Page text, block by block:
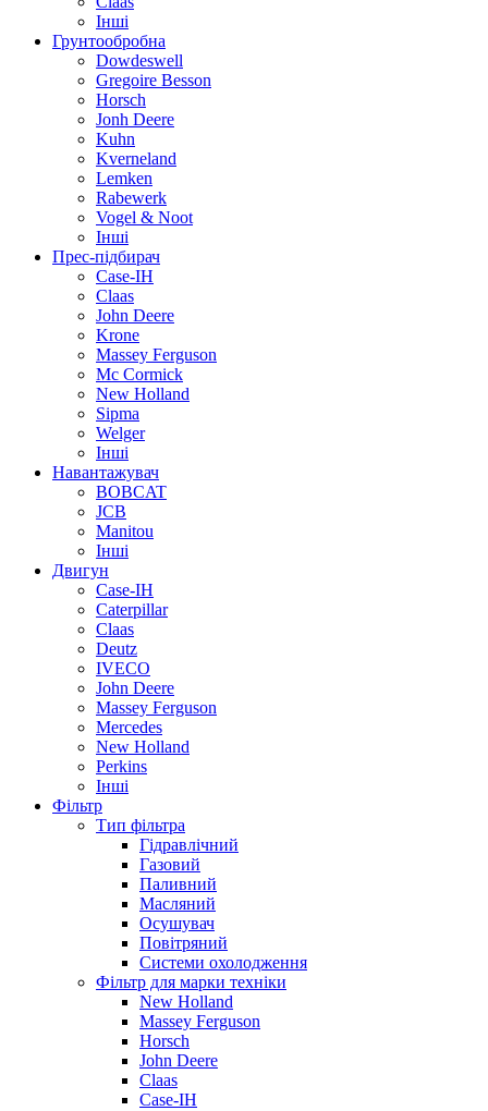
Інші
Грунтообробна
Dowdeswell
Gregoire Besson
Horsch
Jonh Deere
Kuhn
Kverneland
Lemken
Rabewerk
Vogel & Noot
Інші
Прес-підбирач
Case-IH
Claas
John Deere
Krone
Massey Ferguson
Mc Cormick
New Holland
Sipma
Welger
Інші
Навантажувач
BOBCAT
JCB
Manitou
Інші
Двигун
Case-IH
Caterpillar
Claas
Deutz
IVECO
John Deere
Massey Ferguson
Mercedes
New Holland
Perkins
Інші
Фільтр
Тип фільтра
Гідравлічний
Газовий
Паливний
Масляний
Осушувач
Повітряний
Системи охолодження
Фільтр для марки техніки
New Holland
Massey Ferguson
Horsch
John Deere
Claas
Case-IH